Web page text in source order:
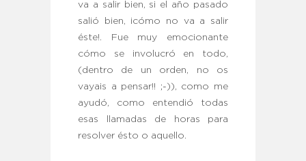
va a salir bien, si el año pasado
salió bien, ¡cómo no va a salir
éste!. Fue muy emocionante
cómo se involucró en todo,
(dentro de un orden, no os
vayais a pensar!! ;-)), como me
ayudó, como entendió todas
esas llamadas de horas para
resolver ésto o aquello.